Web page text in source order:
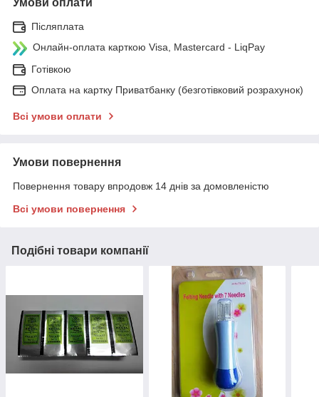
Післяплата
Онлайн-оплата карткою Visa, Mastercard - LiqPay
Готівкою
Оплата на картку Приватбанку (безготівковий розрахунок)
Всі умови оплати
Умови повернення
Повернення товару впродовж 14 днів за домовленістю
Всі умови повернення
Подібні товари компанії